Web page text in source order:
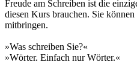
Freude am Schreiben ist die
diesen Kurs brauchen. Sie
mitbringen.
»Was schreiben Sie?«
»Wörter. Einfach nur Wörter.«